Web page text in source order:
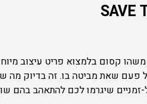
SAVE
קסום בלמצוא פריט עיצוב
פעם שאת מביטה בו. זה בדיוק מה
זמניים שיגרמו לכם להתאהב בהם